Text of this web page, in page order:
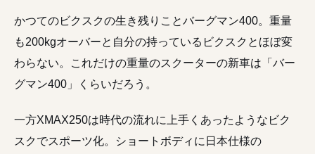
かつてのビクスクの生き残りことバーグマン400。重量
も200kgオーバーと自分の持っているビクスクとほぼ変
わらない。これだけの重量のスクーターの新車は「バー
グマン400」くらいだろう。
一方XMAX250は時代の流れに上手くあったようなビク
スクでスポーツ化。ショートボディに日本仕様の